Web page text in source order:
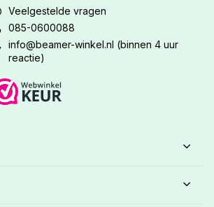
Veelgestelde vragen
085-0600088
info@beamer-winkel.nl (binnen 4 uur
reactie)